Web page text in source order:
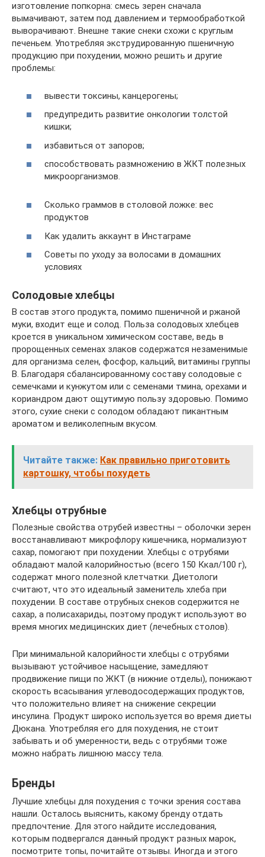
изготовление попкорна: смесь зерен сначала
вымачивают, затем под давлением и термообработкой
выворачивают. Внешне такие снеки схожи с круглым
печеньем. Употребляя экструдированную пшеничную
продукцию при похудении, можно решить и другие
проблемы:
вывести токсины, канцерогены;
предупредить развитие онкологии толстой
кишки;
избавиться от запоров;
способствовать размножению в ЖКТ полезных
микроорганизмов.
Сколько граммов в столовой ложке: вес
продуктов
Как удалить аккаунт в Инстаграме
Советы по уходу за волосами в домашних
условиях
Солодовые хлебцы
В состав этого продукта, помимо пшеничной и ржаной
муки, входит еще и солод. Польза солодовых хлебцев
кроется в уникальном химическом составе, ведь в
пророщенных семенах злаков содержатся незаменимые
для организма селен, фосфор, кальций, витамины группы
В. Благодаря сбалансированному составу солодовые с
семечками и кунжутом или с семенами тмина, орехами и
кориандром дают ощутимую пользу здоровью. Помимо
этого, сухие снеки с солодом обладают пикантным
ароматом и великолепным вкусом.
Читайте также: Как правильно приготовить
картошку, чтобы похудеть
Хлебцы отрубные
Полезные свойства отрубей известны – оболочки зерен
восстанавливают микрофлору кишечника, нормализуют
сахар, помогают при похудении. Хлебцы с отрубями
обладают малой калорийностью (всего 150 Ккал/100 г),
содержат много полезной клетчатки. Диетологи
считают, что это идеальный заменитель хлеба при
похудении. В составе отрубных снеков содержится не
сахар, а полисахариды, поэтому продукт используют во
время многих медицинских диет (лечебных столов).
При минимальной калорийности хлебцы с отрубями
вызывают устойчивое насыщение, замедляют
продвижение пищи по ЖКТ (в нижние отделы), понижают
скорость всасывания углеводосодержащих продуктов,
что положительно влияет на снижение секреции
инсулина. Продукт широко используется во время диеты
Дюкана. Употребляя его для похудения, не стоит
забывать и об умеренности, ведь с отрубями тоже
можно набрать лишнюю массу тела.
Бренды
Лучшие хлебцы для похудения с точки зрения состава
нашли. Осталось выяснить, какому бренду отдать
предпочтение. Для этого найдите исследования,
которым подвергался данный продукт разных марок,
посмотрите топы, почитайте отзывы. Иногда и этого